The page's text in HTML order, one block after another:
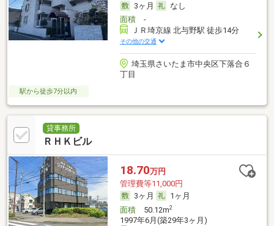
3ヶ月
なし
面積-
ＪＲ埼京線 北与野駅 徒歩14分
その他の交通
埼玉県さいたま市中央区下落合６
丁目
駅から徒歩7分以内
貸事務所
ＲＨＫビル
18.70万円
管理費等11,000円
3ヶ月
1ヶ月
面積50.12m2
1997年6月(築29年3ヶ月)